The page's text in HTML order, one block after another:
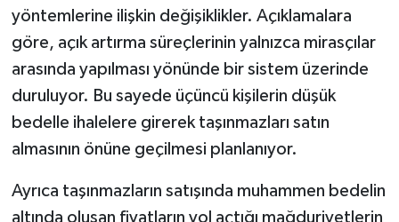
yöntemlerine ilişkin değişiklikler. Açıklamalara
göre, açık artırma süreçlerinin yalnızca mirasçılar
arasında yapılması yönünde bir sistem üzerinde
duruluyor. Bu sayede üçüncü kişilerin düşük
bedelle ihalelere girerek taşınmazları satın
almasının önüne geçilmesi planlanıyor.
Ayrıca taşınmazların satışında muhammen bedelin
altında oluşan fiyatların yol açtığı mağduriyetlerin